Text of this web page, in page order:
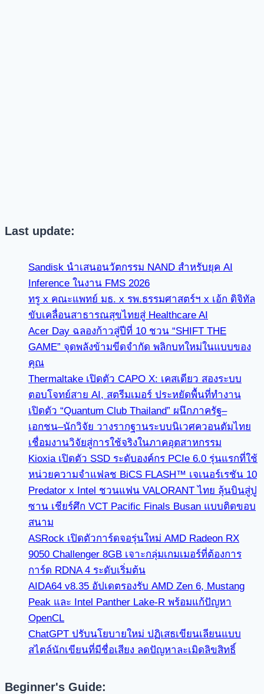
Last update:
Sandisk นำเสนอนวัตกรรม NAND สำหรับยุค AI
Inference ในงาน FMS 2026
ทรู x คณะแพทย์ มธ. x รพ.ธรรมศาสตร์ฯ x เอ้ก ดิจิทัล
ขับเคลื่อนสาธารณสุขไทยสู่ Healthcare AI
Acer Day ฉลองก้าวสู่ปีที่ 10 ชวน “SHIFT THE
GAME” จุดพลังข้ามขีดจำกัด พลิกบทใหม่ในแบบของ
คุณ
Thermaltake เปิดตัว CAPO X: เคสเดียว สองระบบ
ตอบโจทย์สาย AI, สตรีมเมอร์ ประหยัดพื้นที่ทำงาน
เปิดตัว “Quantum Club Thailand” ผนึกภาครัฐ–
เอกชน–นักวิจัย วางรากฐานระบบนิเวศควอนตัมไทย
เชื่อมงานวิจัยสู่การใช้จริงในภาคอุตสาหกรรม
Kioxia เปิดตัว SSD ระดับองค์กร PCIe 6.0 รุ่นแรกที่ใช้
หน่วยความจำแฟลช BiCS FLASH™ เจเนอร์เรชัน 10
Predator x Intel ชวนแฟน VALORANT ไทย ลุ้นบินสู่ปู
ซาน เชียร์ศึก VCT Pacific Finals Busan แบบติดขอบ
สนาม
ASRock เปิดตัวการ์ดจอรุ่นใหม่ AMD Radeon RX
9050 Challenger 8GB เจาะกลุ่มเกมเมอร์ที่ต้องการ
การ์ด RDNA 4 ระดับเริ่มต้น
AIDA64 v8.35 อัปเดตรองรับ AMD Zen 6, Mustang
Peak และ Intel Panther Lake-R พร้อมแก้ปัญหา
OpenCL
ChatGPT ปรับนโยบายใหม่ ปฏิเสธเขียนเลียนแบบ
สไตล์นักเขียนที่มีชื่อเสียง ลดปัญหาละเมิดลิขสิทธิ์
Beginner's Guide: